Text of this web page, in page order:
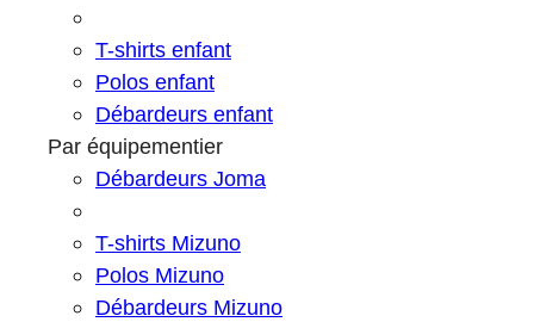
T-shirts enfant
Polos enfant
Débardeurs enfant
Par équipementier
Débardeurs Joma
T-shirts Mizuno
Polos Mizuno
Débardeurs Mizuno